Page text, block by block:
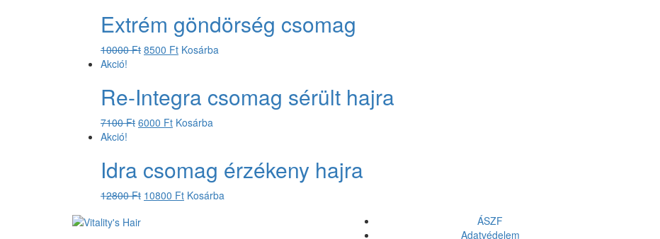
Extrém göndörség csomag
10000Ft 8500 Ft Kosárba
Akció!
Re-Integra csomag sérült hajra
7100Ft 6000 Ft Kosárba
Akció!
Idra csomag érzékeny hajra
12800Ft 10800 Ft Kosárba
ÁSZF
Adatvédelem